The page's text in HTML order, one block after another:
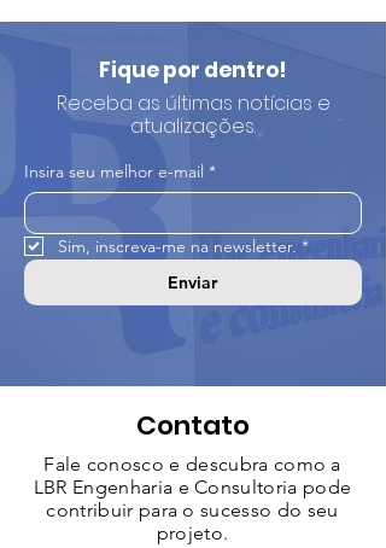
Fique por dentro!
Receba as últimas notícias e
atualizações.
Insira seu melhor e-mail *
Sim, inscreva-me na newsletter. *
Enviar
Contato
Fale conosco e descubra como a
LBR Engenharia e Consultoria pode
contribuir para o sucesso do seu
projeto.